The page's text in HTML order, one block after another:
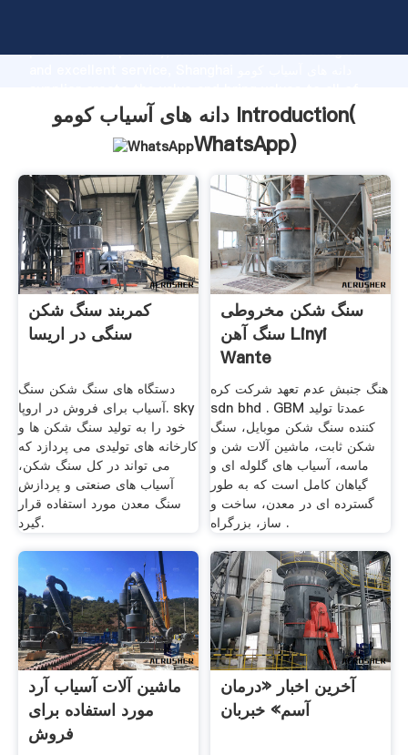
production capability, advanced research strength
customers.
دانه های آسیاب کومو Introduction(
WhatsApp)
کمربند سنگ شکن
سنگی در اریسا
دستگاه های سنگ شکن سنگ
آسیاب برای فروش در اروپا. sky
خود را به تولید سنگ شکن ها و
کارخانه های تولیدی می پردازد که
می تواند در کل سنگ شکن،
آسیاب های صنعتی و پردازش
سنگ معدن مورد استفاده قرار
گیرد.
سنگ شکن مخروطی
سنگ آهن Linyi
Wante
هنگ جنبش عدم تعهد شرکت کره
sdn bhd . GBM عمدتا تولید
کننده سنگ شکن موبایل، سنگ
شکن ثابت، ماشین آلات شن و
ماسه، آسیاب های گلوله ای و
گیاهان کامل است که به طور
گسترده ای در معدن، ساخت و
ساز، بزرگراه .
ماشین آلات آسیاب آرد
مورد استفاده برای
فروش
آخرین اخبار «درمان
آسم» خبربان